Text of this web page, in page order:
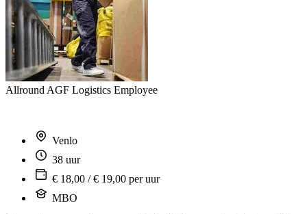
Allround AGF Logistics Employee
Venlo
38 uur
€ 18,00 / € 19,00 per uur
MBO